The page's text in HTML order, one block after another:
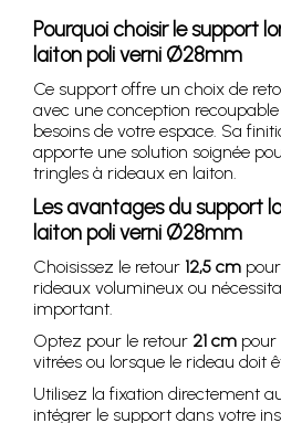
Pourquoi choisir le support
laiton poli verni Ø28mm
Ce support offre un choix de
avec une conception
besoins de votre espace. Sa
apporte une solution soignée
tringles à rideaux en laiton.
Les avantages du support
laiton poli verni Ø28mm
Choisissez le retour 12,5 cm
rideaux volumineux ou
important.
Optez pour le retour 21 cm pour
vitrées ou lorsque le rideau doit
Utilisez la fixation directement
intégrer le support dans votre